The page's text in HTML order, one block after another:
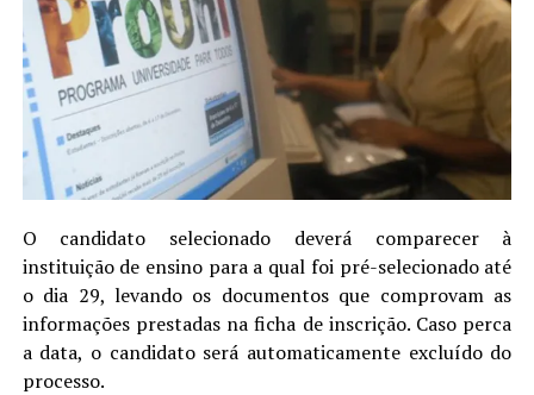
O candidato selecionado deverá comparecer à
instituição de ensino para a qual foi pré-selecionado até
o dia 29, levando os documentos que comprovam as
informações prestadas na ficha de inscrição. Caso perca
a data, o candidato será automaticamente excluído do
processo.